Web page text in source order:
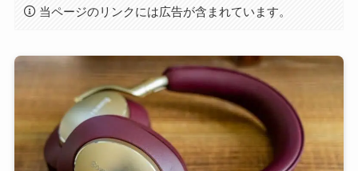
当ページのリンクには広告が含まれています。